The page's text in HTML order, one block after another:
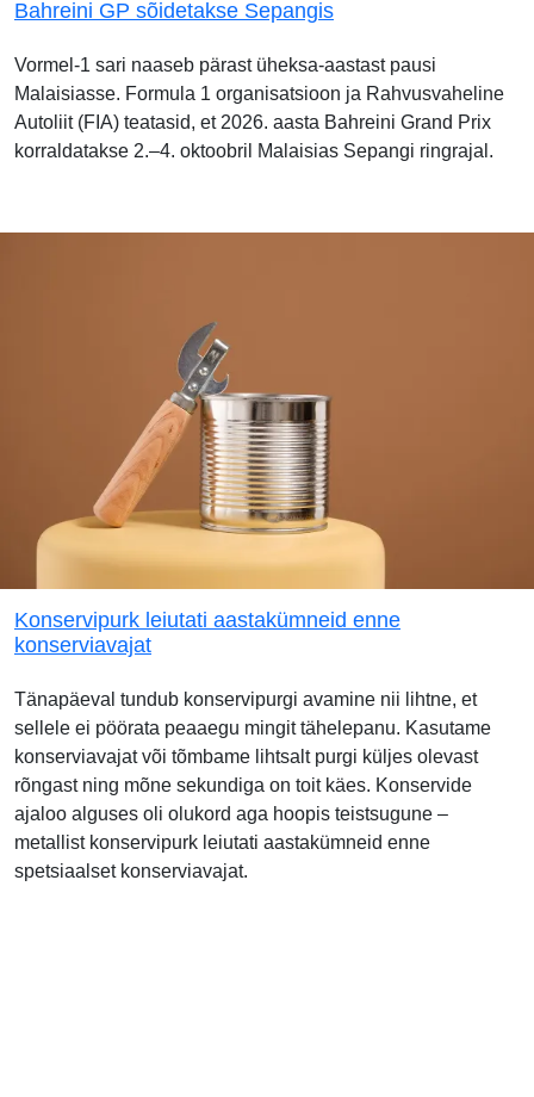
Bahreini GP sõidetakse Sepangis
Vormel-1 sari naaseb pärast üheksa-aastast pausi
Malaisiasse. Formula 1 organisatsioon ja Rahvusvaheline
Autoliit (FIA) teatasid, et 2026. aasta Bahreini Grand Prix
korraldatakse 2.–4. oktoobril Malaisias Sepangi ringrajal.
Konservipurk leiutati aastakümneid enne
konserviavajat
Tänapäeval tundub konservipurgi avamine nii lihtne, et
sellele ei pöörata peaaegu mingit tähelepanu. Kasutame
konserviavajat või tõmbame lihtsalt purgi küljes olevast
rõngast ning mõne sekundiga on toit käes. Konservide
ajaloo alguses oli olukord aga hoopis teistsugune –
metallist konservipurk leiutati aastakümneid enne
spetsiaalset konserviavajat.